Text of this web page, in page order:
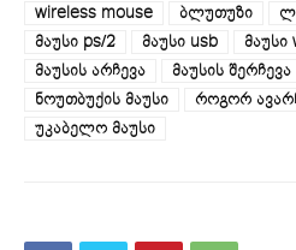
wireless mouse
ბლუთუზი
მაუსი ps/2
მაუსი usb მაუსი
მაუსის არჩევა
მაუსის შერჩევა
ნოუთბუქის მაუსი
როგორ
უკაბელო მაუსი